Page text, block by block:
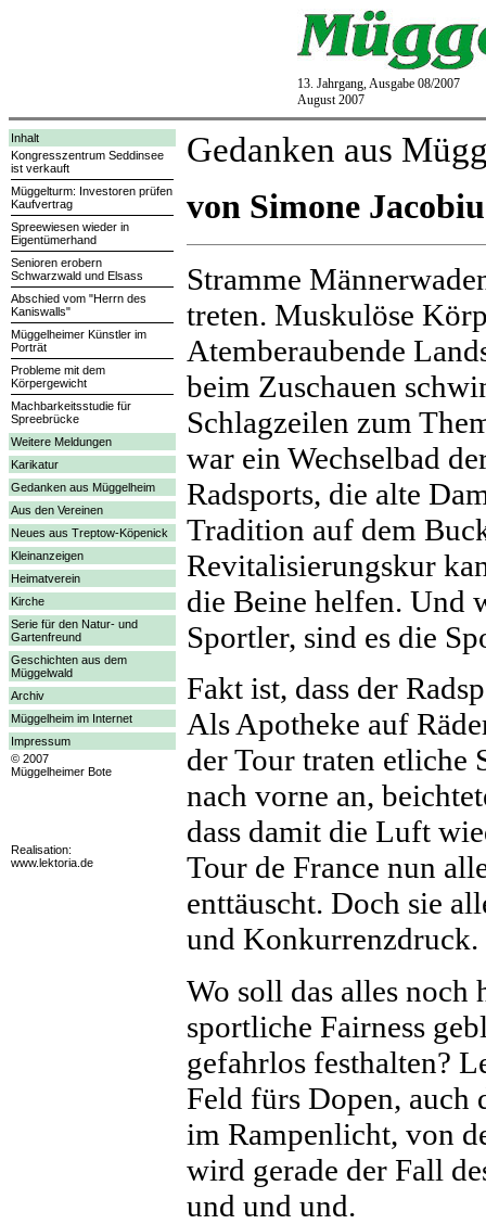
13. Jahrgang, Ausgabe 08/2007
August 2007
Inhalt
Kongresszentrum Seddinsee
ist verkauft
Müggelturm: Investoren prüfen
Kaufvertrag
Spreewiesen wieder in
Eigentümerhand
Senioren erobern
Schwarzwald und Elsass
Abschied vom "Herrn des
Kaniswalls"
Müggelheimer Künstler im
Porträt
Probleme mit dem
Körpergewicht
Machbarkeitsstudie für
Spreebrücke
Weitere Meldungen
Karikatur
Gedanken aus Müggelheim
Aus den Vereinen
Neues aus Treptow-Köpenick
Kleinanzeigen
Heimatverein
Kirche
Serie für den Natur- und
Gartenfreund
Geschichten aus dem
Müggelwald
Archiv
Müggelheim im Internet
Impressum
© 2007
Müggelheimer Bote
Realisation:
www.lektoria.de
Gedanken aus
von Simone
Stramme
treten. Muskulöse
Atemberaubende
beim Zuschauen
Schlagzeilen zum
war ein Wechselbad
Radsports, die alte
Tradition auf dem
Revitalisierungskur
die Beine helfen. Und
Sportler, sind es die
Fakt ist, dass der
Als Apotheke auf
der Tour traten etliche
nach vorne an,
dass damit die Luft
Tour de France nun
enttäuscht. Doch sie
und Konkurrenzdruck.
Wo soll das alles noch
sportliche Fairness
gefahrlos festhalten?
Feld fürs Dopen, auch
im Rampenlicht, von
wird gerade der Fall
und und und.